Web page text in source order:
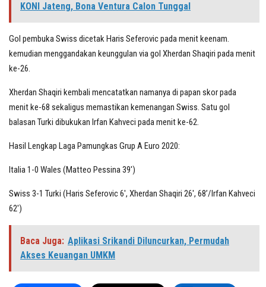
KONI Jateng, Bona Ventura Calon Tunggal
Gol pembuka Swiss dicetak Haris Seferovic pada menit keenam.
kemudian menggandakan keunggulan via gol Xherdan Shaqiri pada menit
ke-26.
Xherdan Shaqiri kembali mencatatkan namanya di papan skor pada
menit ke-68 sekaligus memastikan kemenangan Swiss. Satu gol
balasan Turki dibukukan Irfan Kahveci pada menit ke-62.
Hasil Lengkap Laga Pamungkas Grup A Euro 2020:
Italia 1-0 Wales (Matteo Pessina 39′)
Swiss 3-1 Turki (Haris Seferovic 6′, Xherdan Shaqiri 26′, 68’/Irfan Kahveci
62′)
Baca Juga: Aplikasi Srikandi Diluncurkan, Permudah
Akses Keuangan UMKM